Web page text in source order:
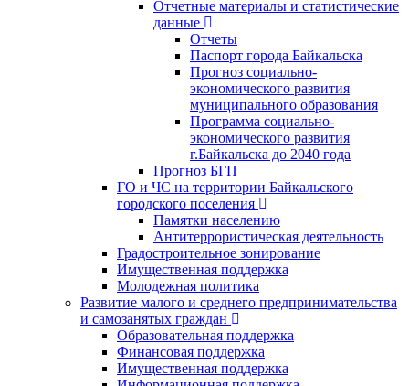
Отчетные материалы и статистические
данные
Отчеты
Паспорт города Байкальска
Прогноз социально-
экономического развития
муниципального образования
Программа социально-
экономического развития
г.Байкальска до 2040 года
Прогноз БГП
ГО и ЧС на территории Байкальского
городского поселения
Памятки населению
Антитеррористическая деятельность
Градостроительное зонирование
Имущественная поддержка
Молодежная политика
Развитие малого и среднего предпринимательства
и самозанятых граждан
Образовательная поддержка
Финансовая поддержка
Имущественная поддержка